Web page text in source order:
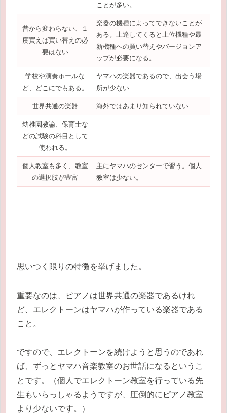
ことが多い。
昔から変わらない、１
度買えば買い替えの必
要はない
楽器の機種によってできないことが
ある。上達してくると上位機種や最
新機種への買い替えやバージョンア
ップが必要になる。
学校や演奏ホールな
ど、どこにでもある。
ヤマハの楽器であるので、出会う場
所が少ない
世界共通の楽器 海外ではあまり知られていない
幼稚園教諭、保育士な
どの試験の科目として
使われる。
個人教室も多く、教室
の選択肢が豊富
主にヤマハのセンターで習う。個人
教室は少ない。
思いつく限りの特徴を挙げました。
重要なのは、ピアノは世界共通の楽器であるけれ
ど、エレクトーンはヤマハが作っている楽器である
こと。
ですので、エレクトーンを続けようと思うのであれ
ば、ずっとヤマハ音楽教室のお世話になるというこ
とです。（個人でエレクトーン教室を行っている先
生もいらっしゃるようですが、圧倒的にピアノ教室
より少ないです。）